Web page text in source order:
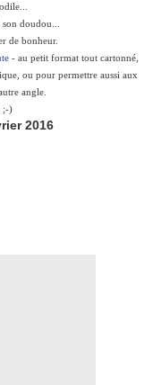
doudou...
de bonheur.
- au petit format tout cartonné,
ou pour permettre aussi aux
angle.
;-)
2016